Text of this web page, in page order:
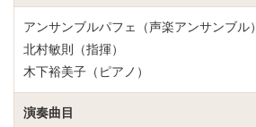
アンサンブルパフェ（声楽アンサンブル）
北村敏則（指揮）
木下裕美子（ピアノ）
演奏曲目